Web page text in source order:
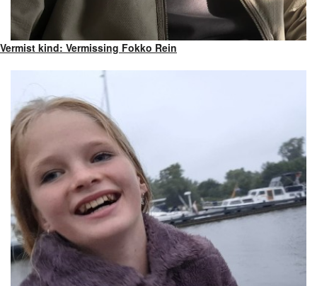
Vermist kind: Vermissing Fokko Rein